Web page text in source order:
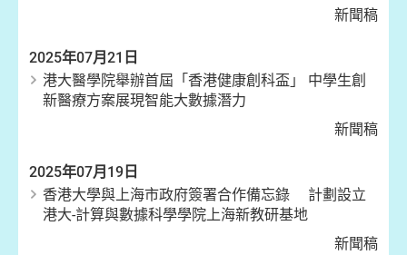
新聞稿
2025年07月21日
港大醫學院舉辦首屆「香港健康創科盃」 中學生創
新醫療方案展現智能大數據潛力
新聞稿
2025年07月19日
香港大學與上海市政府簽署合作備忘錄 計劃設立
港大-計算與數據科學學院上海新教研基地
新聞稿